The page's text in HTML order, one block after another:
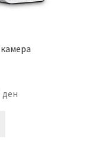
ден